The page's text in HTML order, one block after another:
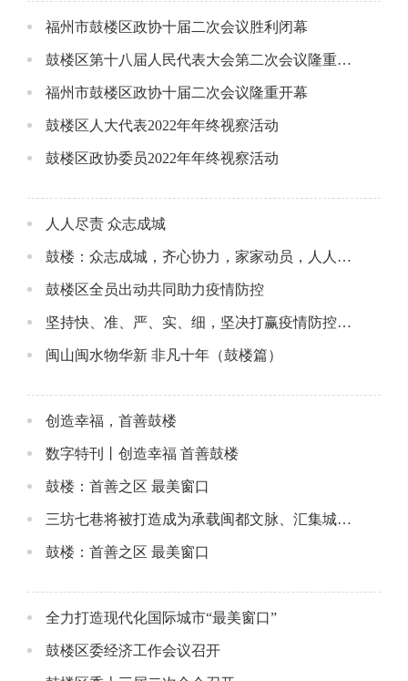
福州市鼓楼区政协十届二次会议胜利闭幕
鼓楼区第十八届人民代表大会第二次会议隆重开幕
福州市鼓楼区政协十届二次会议隆重开幕
鼓楼区人大代表2022年年终视察活动
鼓楼区政协委员2022年年终视察活动
人人尽责 众志成城
鼓楼：众志成城，齐心协力，家家动员，人人参与
鼓楼区全员出动共同助力疫情防控
坚持快、准、严、实、细，坚决打赢疫情防控阻击战歼灭战
闽山闽水物华新 非凡十年（鼓楼篇）
创造幸福，首善鼓楼
数字特刊丨创造幸福 首善鼓楼
鼓楼：首善之区 最美窗口
三坊七巷将被打造成为承载闽都文脉、汇集城市智慧、激发都市活力的历史文化街区
鼓楼：首善之区 最美窗口
全力打造现代化国际城市“最美窗口”
鼓楼区委经济工作会议召开